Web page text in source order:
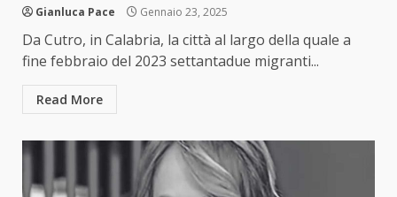
Gianluca Pace Gennaio 23, 2025
Da Cutro, in Calabria, la città al largo della quale a
fine febbraio del 2023 settantadue migranti...
Read More